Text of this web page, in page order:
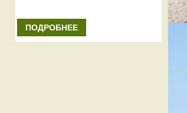
ПОДРОБНЕЕ